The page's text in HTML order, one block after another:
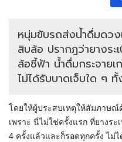
หนุ่มขับรถส่งน้ำดื่มดว
สิบล้อ ปรากฎว่ายางร
ล้อชี้ฟ้า น้ำดื่มกระจาย
ไม่ได้รับบาดเจ็บใด ๆ
โดยให้ผู้ประสบเหตุให้สัมภาษณ์
เพราะ นี่ไม่ใช่ครั้งแรก ที่ยางร
4 ครั้งแล้วและก็รอดทุกครั้ง ไม่ไ